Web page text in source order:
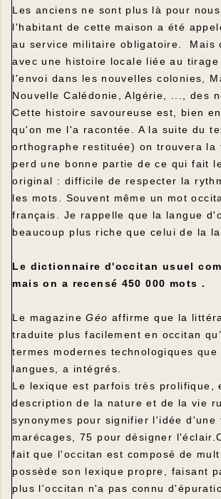
Les anciens ne sont plus là pour
l'habitant de cette maison a été
au service militaire obligatoire. Mais
avec une histoire locale liée au
l'envoi dans les nouvelles colonies,
Nouvelle Calédonie, Algérie, ..., des
Cette histoire savoureuse est, bien
qu'on me l'a racontée. A la suite du
orthographe restituée) on trouvera
perd une bonne partie de ce qui fait
original : difficile de respecter la
les mots. Souvent même un mot
français. Je rappelle que la langue
beaucoup plus riche que celui de la
Le dictionnaire d'occitan usuel
mais on a recensé 450 000 mots .
Le magazineGéo affirme que la
traduite plus facilement en occitan
termes modernes technologiques
langues, a intégrés.
Le lexique est parfois très prolifique,
description de la nature et de la vie
synonymes pour signifier l'idée
marécages, 75 pour désigner
fait que l'occitan est composé de
possède son lexique propre, faisant
plus l'occitan n'a pas connu